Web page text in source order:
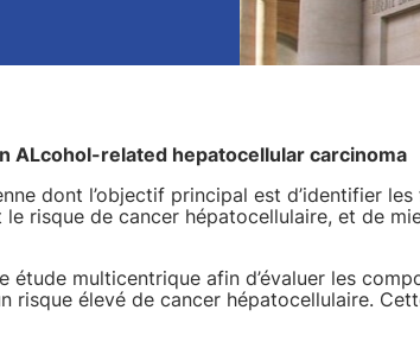
ALcohol-related hepatocellular carcinoma
dont l’objectif principal est d’identifier
risque de cancer hépatocellulaire, et de
étude multicentrique afin d’évaluer les
risque élevé de cancer hépatocellulaire.